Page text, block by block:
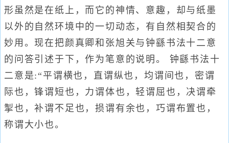
形虽然是在纸上，而它的神情、意趣，却与纸墨
以外的自然环境中的一切动态，有自然相契合的
妙用。现在把颜真卿和张旭关与钟繇书法十二意
的问答引述于下，作为笔意的说明。 钟繇书法十
二意是:“平谓横也，直谓纵也，均谓间也，密谓
际也，锋谓短也，力谓体也，轻谓屈也，决谓牵
掣也，补谓不足也，损谓有余也，巧谓布置也，
称谓大小也。